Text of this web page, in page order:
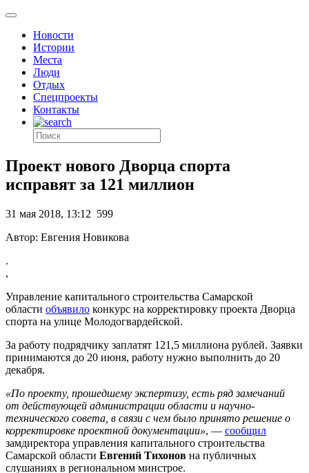
Новости
Истории
Места
Люди
Отдых
Спецпроекты
Контакты
Проект нового Дворца спорта
исправят за 121 миллион
31 мая 2018, 13:12 599
Автор: Евгения Новикова
.
,
Управление капитального строительства Самарской
области объявило конкурс на корректировку проекта Дворца
спорта на улице Молодогвардейской.
За работу подрядчику заплатят 121,5 миллиона рублей. Заявки
принимаются до 20 июня, работу нужно выполнить до 20
декабря.
«По проекту, прошедшему экспертизу, есть ряд замечаний
от действующей администрации области и научно-
технического совета, в связи с чем было принято решение о
корректировке проектной документации», — сообщил
замдиректора управления капитального строительства
Самарской области Евгений Тихонов на публичных
слушаниях в региональном минстрое.